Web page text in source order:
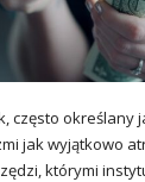
często określany
jak wyjątkowo
którymi